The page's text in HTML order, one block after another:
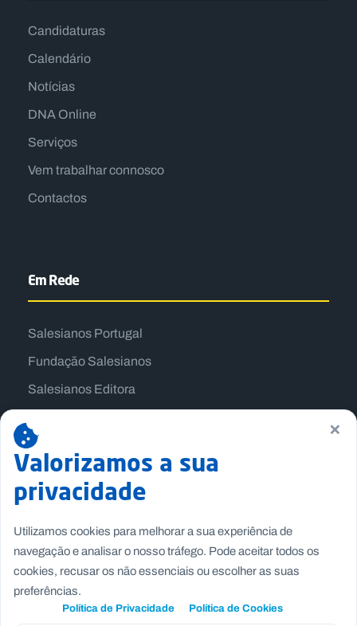
Candidaturas
Calendário
Notícias
DNA Online
Serviços
Vem trabalhar connosco
Contactos
Em Rede
Salesianos Portugal
Fundação Salesianos
Salesianos Editora
Missão Dom Bosco
Jogos Nacionais Salesianos
×
Valorizamos a sua
privacidade
Utilizamos cookies para melhorar a sua experiência de
navegação e analisar o nosso tráfego. Pode aceitar todos os
cookies, recusar os não essenciais ou escolher as suas
preferências.
Política de Privacidade Política de Cookies